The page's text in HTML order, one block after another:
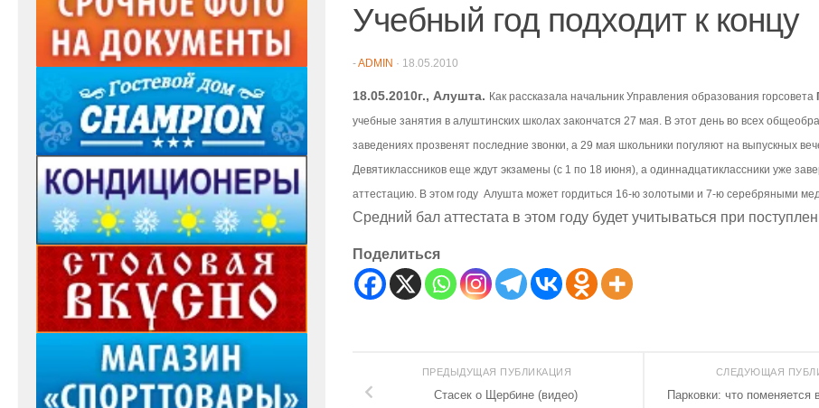
Учебный год подходит к концу
-ADMIN · 18.05.2010
18.05.2010г., Алушта. Как рассказала начальник Управления образования горсовета
учебные занятия в алуштинских школах закончатся 27 мая. В этот день во всех
заведениях прозвенят последние звонки, а 29 мая школьники погуляют на выпускных
Девятиклассников еще ждут экзамены (с 1 по 18 июня), а одиннадцатиклассники уже
аттестацию. В этом году Алушта может гордиться 16-ю золотыми и 7-ю серебряными
Средний бал аттестата в этом году будет учитываться при
Поделиться
СЛЕДУЮЩАЯ
Парковки: что поменяется
ПРЕДЫДУЩАЯ ПУБЛИКАЦИЯ
Стасек о Щербине (видео)